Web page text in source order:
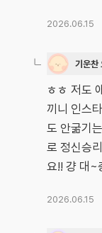
2026.06.15
기운찬
ㅎㅎ 저도
끼니 인스
도 안굶기
로 정신승
요!! 걍 대~
2026.06.15